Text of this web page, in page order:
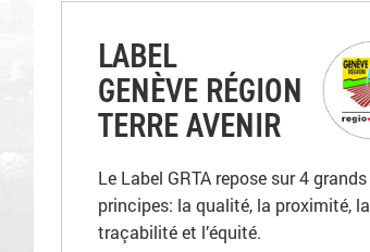
LABEL
GENÈVE RÉGION
TERRE AVENIR
Le Label GRTA repose sur 4 grands
principes: la qualité, la proximité, la
traçabilité et l’équité.